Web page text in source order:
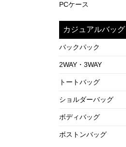
PCケース
カジュアルバッグ
バックパック
2WAY・3WAY
トートバッグ
ショルダーバッグ
ボディバッグ
ボストンバッグ